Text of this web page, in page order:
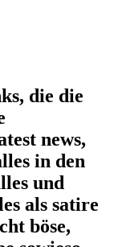
die die
news,
in den
und
als satire
böse,